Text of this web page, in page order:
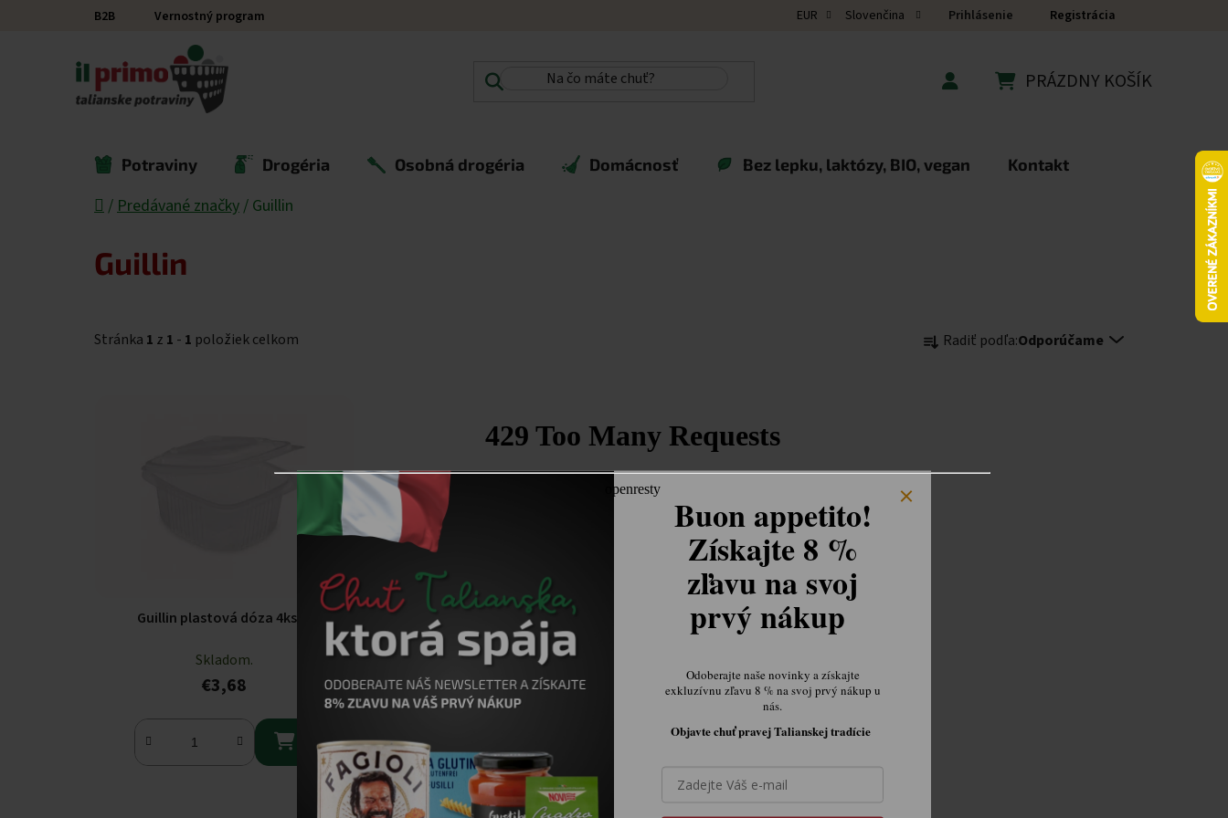
Prejsť na obsahB2B Vernostný program EUR Slovenčina Prihlásenie Registrácia
PRÁZDNY KOŠÍK
Potraviny Drogéria Osobná drogéria Domácnosť Bez lepku, laktózy, BIO, vegan Kontakt
Domov
/ Predávané značky / Guillin
Guillin
Stránka 1 z 1 - 1 položiek celkom Radiť podľa:Odporúčame
Guillin plastová dóza 4ks
Skladom.
€3,68

Buon appetito!
Získajte 8 %
zľavu na svoj
prvý nákup
Odoberajte naše novinky a získajte
exkluzívnu zľavu 8 % na svoj prvý nákup u
nás.
Objavte chuť pravej Talianskej tradície